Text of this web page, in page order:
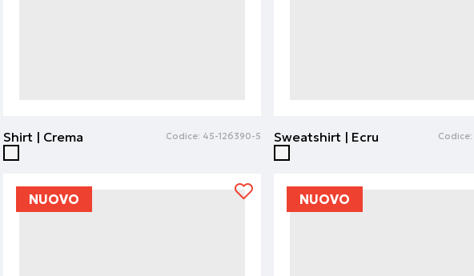
Shirt | Crema Codice: 45-126390-5 Sweatshirt | Ecru Codice:
NUOVO NUOVO